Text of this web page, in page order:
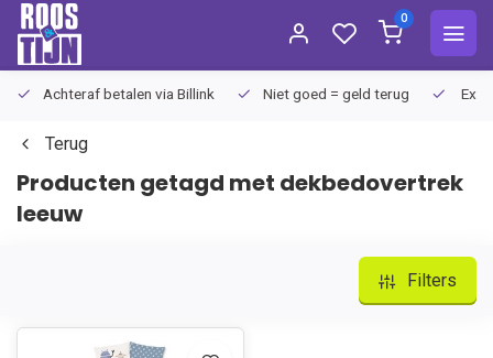
0
Achteraf betalen via Billink Niet goed = geld terug
Terug
Producten getagd met dekbedovertrek
leeuw
Filters